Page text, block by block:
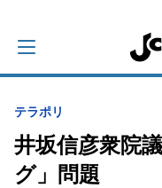
テラポリ
井坂信彦衆院
グ」問題